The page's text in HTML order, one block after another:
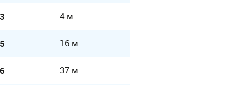
4 м
16 м
37 м